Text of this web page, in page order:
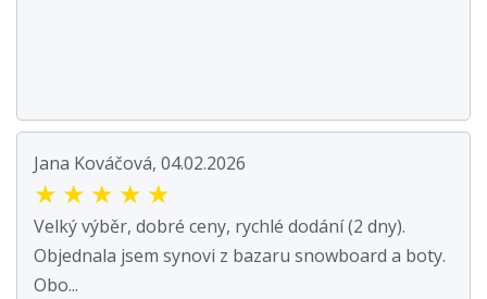
Jana Kováčová, 04.02.2026
★ ★ ★ ★ ★
Velký výběr, dobré ceny, rychlé dodání (2 dny).
Objednala jsem synovi z bazaru snowboard a boty.
Obo...